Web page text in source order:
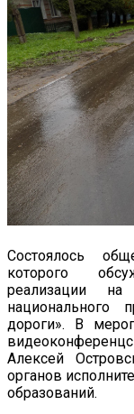
Состоялось
которого
реализации на
национального
дороги». В
Алексей
органов
образований.